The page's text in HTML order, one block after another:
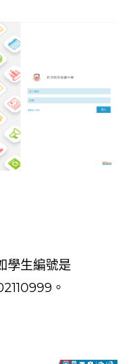
學生編號是
。